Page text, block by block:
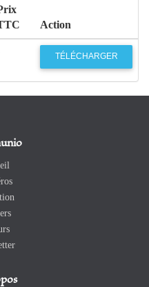
Action
TÉLÉCHARGER